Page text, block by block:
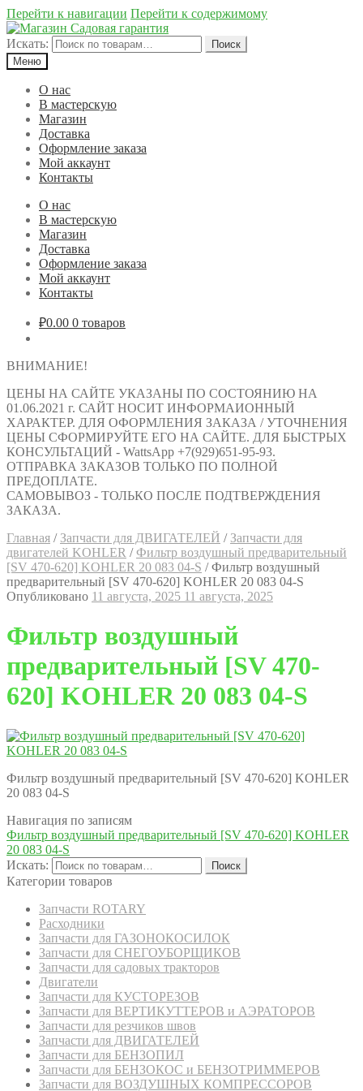
Перейти к навигации Перейти к содержимому
Искать:
Поиск
Меню
О нас
В мастерскую
Магазин
Доставка
Оформление заказа
Мой аккаунт
Контакты
О нас
В мастерскую
Магазин
Доставка
Оформление заказа
Мой аккаунт
Контакты
₽0.00 0 товаров
ВНИМАНИЕ!
ЦЕНЫ НА САЙТЕ УКАЗАНЫ ПО СОСТОЯНИЮ НА
01.06.2021 г. САЙТ НОСИТ ИНФОРМАИОННЫЙ
ХАРАКТЕР. ДЛЯ ОФОРМЛЕНИЯ ЗАКАЗА / УТОЧНЕНИЯ
ЦЕНЫ СФОРМИРУЙТЕ ЕГО НА САЙТЕ. ДЛЯ БЫСТРЫХ
КОНСУЛЬТАЦИЙ - WattsApp +7(929)651-95-93.
ОТПРАВКА ЗАКАЗОВ ТОЛЬКО ПО ПОЛНОЙ
ПРЕДОПЛАТЕ.
САМОВЫВОЗ - ТОЛЬКО ПОСЛЕ ПОДТВЕРЖДЕНИЯ
ЗАКАЗА.
Главная / Запчасти для ДВИГАТЕЛЕЙ / Запчасти для
двигателей KOHLER /Фильтр воздушный предварительный
[SV 470-620] KOHLER 20 083 04-S /Фильтр воздушный
предварительный [SV 470-620] KOHLER 20 083 04-S
Опубликовано 11 августа, 2025 11 августа, 2025
Фильтр воздушный
предварительный [SV 470-
620] KOHLER 20 083 04-S
Фильтр воздушный предварительный [SV 470-620] KOHLER
20 083 04-S
Навигация по записям
Фильтр воздушный предварительный [SV 470-620] KOHLER
20 083 04-S
Искать:
Поиск
Категории товаров
Запчасти ROTARY
Расходники
Запчасти для ГАЗОНОКОСИЛОК
Запчасти для СНЕГОУБОРЩИКОВ
Запчасти для садовых тракторов
Двигатели
Запчасти для КУСТОРЕЗОВ
Запчасти для ВЕРТИКУТТЕРОВ и АЭРАТОРОВ
Запчасти для резчиков швов
Запчасти для ДВИГАТЕЛЕЙ
Запчасти для БЕНЗОПИЛ
Запчасти для БЕНЗОКОС и БЕНЗОТРИММЕРОВ
Запчасти для ВОЗДУШНЫХ КОМПРЕССОРОВ